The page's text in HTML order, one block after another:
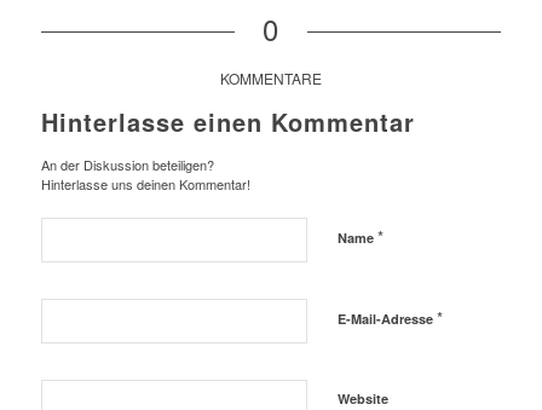
0
KOMMENTARE
Hinterlasse einen Kommentar
An der Diskussion beteiligen?
Hinterlasse uns deinen Kommentar!
Name *
E-Mail-Adresse *
Website